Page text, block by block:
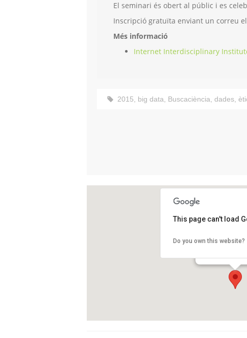
El seminari és obert al públic i es
Inscripció gratuïta enviant un correu
Més informació
Internet Interdisciplinary
2015, big data, Buscaciència, dades,
Av. Tibidabo, 39-
This page can't load
Do you own this website?